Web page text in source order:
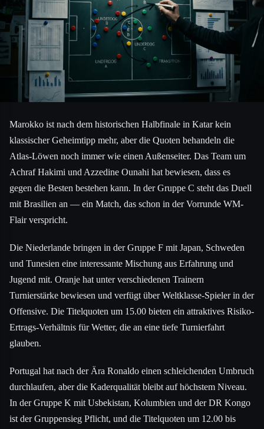
Marokko ist nach dem historischen Halbfinale in Katar kein
klassischer Geheimtipp mehr, aber die Quoten behandeln die
Atlas-Löwen noch immer wie einen Außenseiter. Das Team um
Achraf Hakimi und Azzedine Ounahi hat bewiesen, dass es
gegen die Besten bestehen kann. In der Gruppe C steht das Duell
mit Brasilien an — ein Match, das schon in der Vorrunde WM-
Flair verspricht.
Die Niederlande bringen in der Gruppe F mit Japan, Schweden
und Tunesien eine interessante Mischung aus Erfahrung und
Jugend mit. Oranje hat unter verschiedenen Trainern
Turnierstärke bewiesen und verfügt über Weltklasse-Spieler in der
Offensive. Die Titelquoten um 15.00 bieten ein attraktives Risiko-
Ertrags-Verhältnis für Wetter, die an eine tiefe Turnierfahrt
glauben.
Portugal hat nach der Ära Ronaldo einen schleichenden Umbruch
durchlaufen, aber die Kaderqualität bleibt auf höchstem Niveau.
In der Gruppe K mit Usbekistan, Kolumbien und der DR Kongo
ist der Gruppensieg Pflicht, und die Titelquoten um 12.00 bis